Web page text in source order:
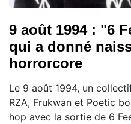
9 août 1994 : "6
qui a donné
horrorcore
Le 9 août 1994, un
RZA, Frukwan et Poetic
hop avec la sortie de 6